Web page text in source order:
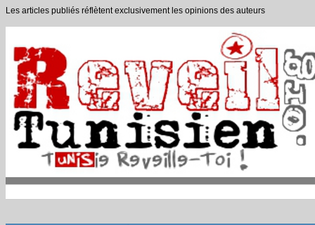
Les articles publiés réflètent exclusivement les opinions des auteurs